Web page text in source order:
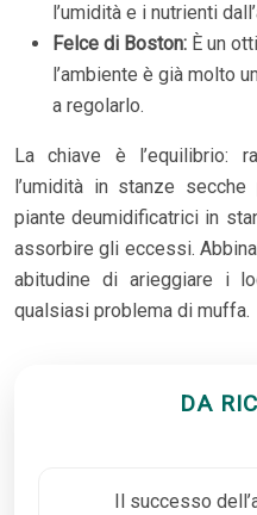
l’umidità e i nutrienti
Felce di Boston: È un
l’ambiente è già molto
a regolarlo.
La chiave è l’equilibrio:
l’umidità in stanze
piante deumidificatrici in
assorbire gli eccessi.
abitudine di arieggiare i
qualsiasi problema di muffa.
DA
Il successo